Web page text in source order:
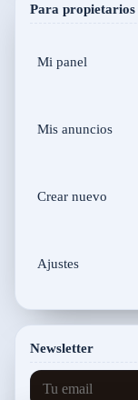
Para propietarios
Mi panel
Mis anuncios
Crear nuevo
Ajustes
Newsletter